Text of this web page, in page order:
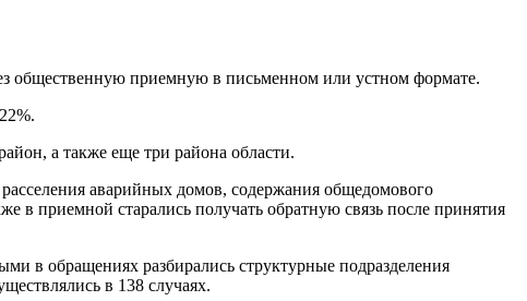
общественную приемную в письменном или устном формате.
а также еще три района области.
аварийных домов, содержания общедомового
в приемной старались получать обратную связь после принятия
в обращениях разбирались структурные подразделения
в 138 случаях.